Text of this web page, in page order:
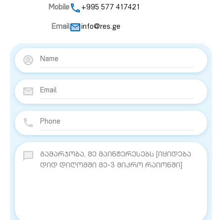
Mobile +995 577 417421
Email info@res.ge